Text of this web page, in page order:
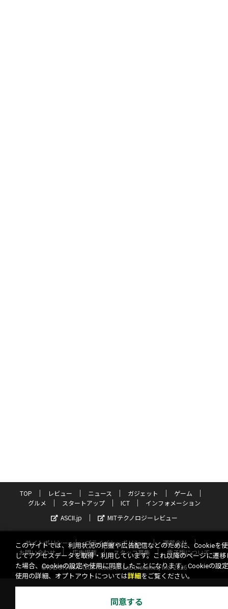
TOP レビュー ニュース ガジェット
ゲーム
グルメ
スタートアップ ICT
インフォメーション
ASCII.jp
MITテクノロジーレビュー
サイトポリシー プライバシーポリシー
運営会社
お問い合わせ
広告掲載 スタッフ募集
電子版について
©KADOKAWA ASCII Research Laboratories, Inc. 2026
このサイトでは、利用状況の把握や広告配信などのために、Cookieを
してアクセスデータを取得・利用しています。これ以降のページに遷移
た場合、Cookieの設定や使用に同意したことになります。Cookieの設
使用の詳細、オプトアウトについては詳細 をご覧ください。
同意する